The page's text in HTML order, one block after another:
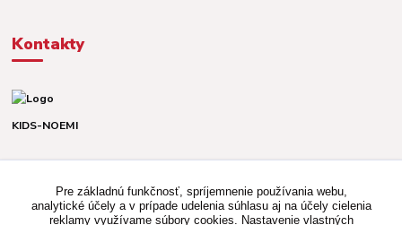
Kontakty
KIDS-NOEMI
(Po-Pia, 8-16 hod.)
Pre základnú funkčnosť, spríjemnenie používania webu,
analytické účely a v prípade udelenia súhlasu aj na účely cielenia
reklamy využívame súbory cookies. Nastavenie vlastných